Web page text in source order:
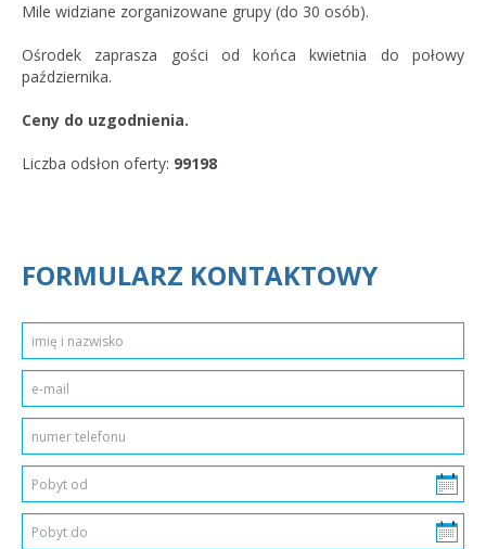
Mile widziane zorganizowane grupy (do 30 osób).
Ośrodek zaprasza gości od końca kwietnia do połowy
października.
Ceny do uzgodnienia.
Liczba odsłon oferty: 99198
FORMULARZ KONTAKTOWY